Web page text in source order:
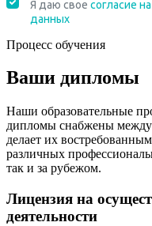
Процесс обучения
Ваши дипломы
Наши образовательные
дипломы снабжены
делает их
различных
так и за рубежом.
Лицензия на
деятельности